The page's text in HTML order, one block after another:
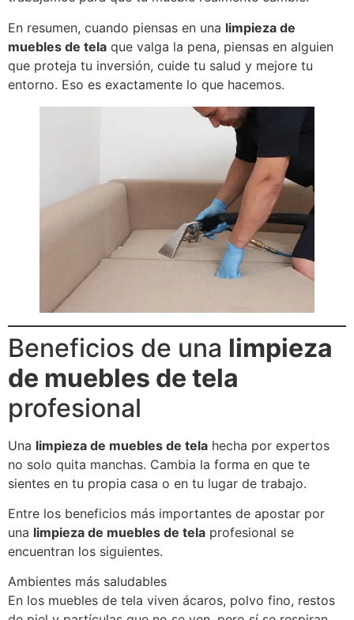
En resumen, cuando piensas en una limpieza de
muebles de tela que valga la pena, piensas en alguien
que proteja tu inversión, cuide tu salud y mejore tu
entorno. Eso es exactamente lo que hacemos.
Beneficios de una limpieza
de muebles de tela
profesional
Una limpieza de muebles de tela hecha por expertos
no solo quita manchas. Cambia la forma en que te
sientes en tu propia casa o en tu lugar de trabajo.
Entre los beneficios más importantes de apostar por
una limpieza de muebles de tela profesional se
encuentran los siguientes.
Ambientes más saludables
En los muebles de tela viven ácaros, polvo fino, restos